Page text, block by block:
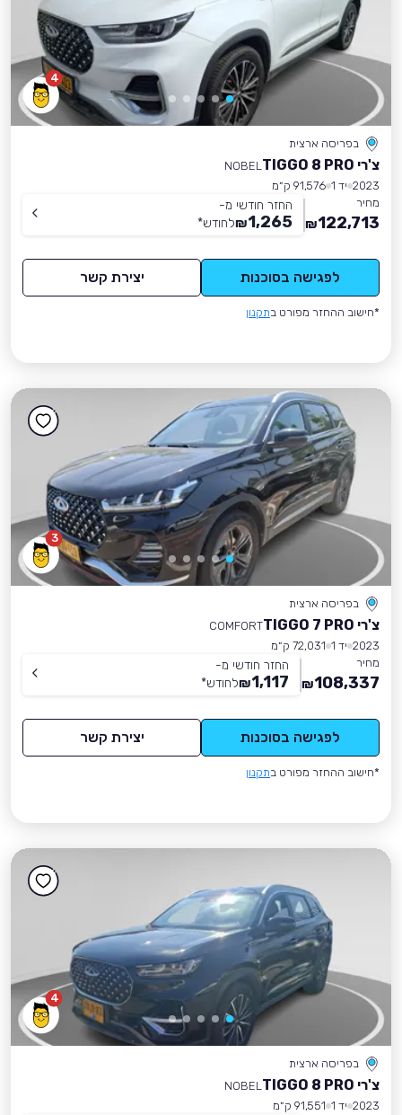
4
בפריסה ארצית
צ'רי TIGGO 8 PRO
NOBEL
2023 יד 1
91,576 ק״מ
מחיר
122,713
₪
החזר חודשי מ-
1,265
₪לחודש*
לפגישה בסוכנות יצירת קשר
*חישוב ההחזר מפורט בתקנון
3
בפריסה ארצית
צ'רי TIGGO 7 PRO
COMFORT
2023 יד 1
72,031 ק״מ
מחיר
108,337
₪
החזר חודשי מ-
1,117
₪לחודש*
לפגישה בסוכנות יצירת קשר
*חישוב ההחזר מפורט בתקנון
4
בפריסה ארצית
צ'רי TIGGO 8 PRO
NOBEL
2023 יד 1
91,551 ק״מ